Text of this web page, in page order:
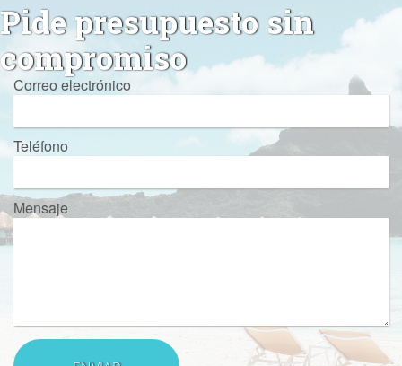
Pide presupuesto sin
compromiso
Correo electrónico
Teléfono
Mensaje